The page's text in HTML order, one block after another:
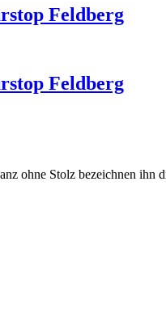
Feldberg
Feldberg
ohne Stolz bezeichnen ihn